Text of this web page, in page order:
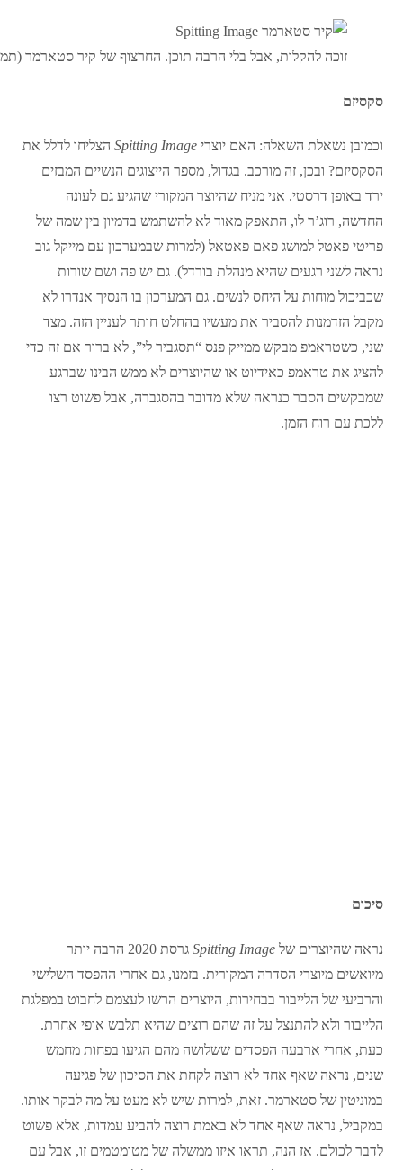
זוכה להקלות, אבל בלי הרבה תוכן. החרצוף של קיר סטארמר
סקסיזם
וכמובן נשאלת השאלה: האם יוצריSpitting Image הצליחו לדלל את
הסקסיזם? ובכן, זה מורכב. בגדול, מספר הייצוגים הנשיים המבזים
ירד באופן דרסטי. אני מניח שהיוצר המקורי שהגיע גם לעונה
החדשה, רוג’ר לו, התאפק מאוד לא להשתמש בדמיון בין שמה של
פריטי פאטל למושג פאם פאטאל (למרות שבמערכון עם מייקל גוב
נראה לשני רגעים שהיא מנהלת בורדל). גם יש פה ושם שורות
שכביכול מוחות על היחס לנשים. גם המערכון בו הנסיך אנדרו לא
מקבל הזדמנות להסביר את מעשיו בהחלט חותר לעניין הזה. מצד
שני, כשטראמפ מבקש ממייק פנס “תסגביר לי”, לא ברור אם זה כדי
להציג את טראמפ כאידיוט או שהיוצרים לא ממש הבינו שברגע
שמבקשים הסבר כנראה שלא מדובר בהסגברה, אבל פשוט רצו
ללכת עם רוח הזמן.
סיכום
נראה שהיוצרים שלSpitting Image
גרסת 2020 הרבה יותר
מיואשים מיוצרי הסדרה המקורית. בזמנו, גם אחרי ההפסד השלישי
והרביעי של הלייבור בבחירות, היוצרים הרשו לעצמם לחבוט במפלגת
הלייבור ולא להתנצל על זה שהם רוצים שהיא תלבש אופי אחרת.
כעת, אחרי ארבעה הפסדים ששלושה מהם הגיעו בפחות מחמש
שנים, נראה שאף אחד לא רוצה לקחת את הסיכון של פגיעה
במוניטין של סטארמר. זאת, למרות שיש לא מעט על מה לבקר אותו.
במקביל, נראה שאף אחד לא באמת רוצה להביע עמדות, אלא פשוט
לדבר לכולם. אז הנה, תראו איזו ממשלה של מטומטמים זו, אבל עם